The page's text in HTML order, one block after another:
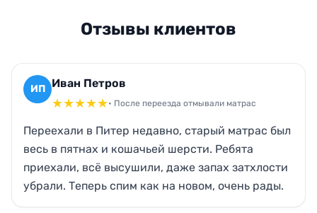
Отзывы клиентов
ИП Иван Петров
★★★★★• После переезда отмывали матрас
Переехали в Питер недавно, старый матрас был
весь в пятнах и кошачьей шерсти. Ребята
приехали, всё высушили, даже запах затхлости
убрали. Теперь спим как на новом, очень рады.